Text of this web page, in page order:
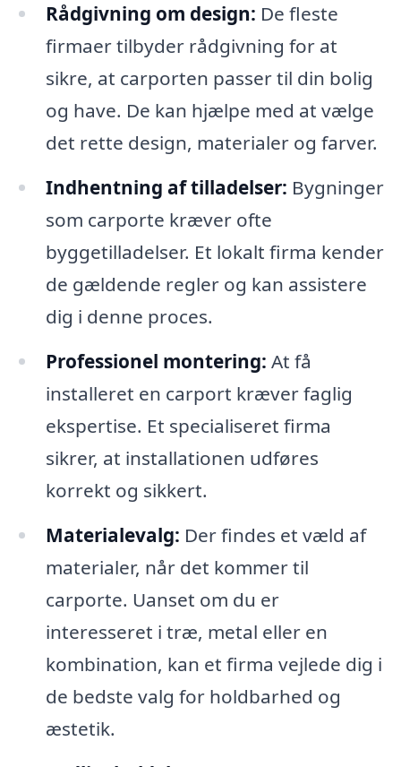
Rådgivning om design: De fleste
firmaer tilbyder rådgivning for at
sikre, at carporten passer til din bolig
og have. De kan hjælpe med at vælge
det rette design, materialer og farver.
Indhentning af tilladelser: Bygninger
som carporte kræver ofte
byggetilladelser. Et lokalt firma kender
de gældende regler og kan assistere
dig i denne proces.
Professionel montering: At få
installeret en carport kræver faglig
ekspertise. Et specialiseret firma
sikrer, at installationen udføres
korrekt og sikkert.
Materialevalg: Der findes et væld af
materialer, når det kommer til
carporte. Uanset om du er
interesseret i træ, metal eller en
kombination, kan et firma vejlede dig i
de bedste valg for holdbarhed og
æstetik.